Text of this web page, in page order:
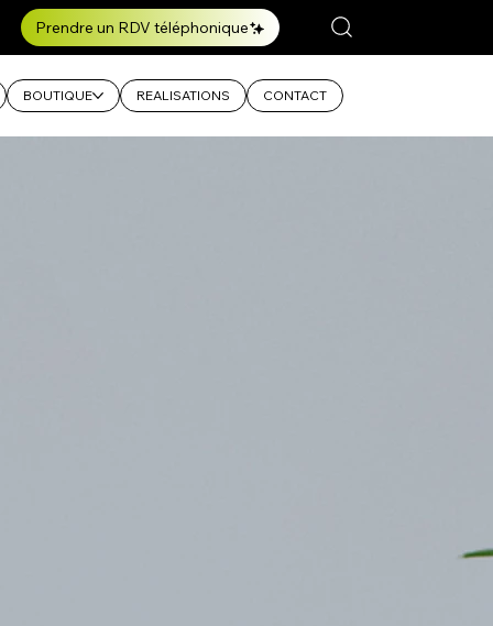
BOUTIQUE REALISATIONS CONTACT
Prendre un RDV téléphonique